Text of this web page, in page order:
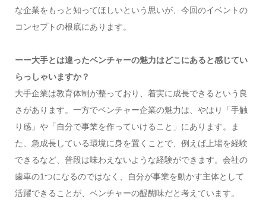
な企業をもっと知ってほしいという思いが、今回のイベントの
コンセプトの根底にあります。
ーー大手とは違ったベンチャーの魅力はどこにあると感じてい
らっしゃいますか？
大手企業は教育体制が整っており、着実に成長できるという良
さがあります。一方でベンチャー企業の魅力は、やはり「手触
り感」や「自分で事業を作っていけること」にあります。ま
た、急成長している環境に身を置くことで、例えば上場を経験
できるなど、普段は味わえないような経験ができます。会社の
歯車の1つになるのではなく、自分が事業を動かす主体として
活躍できることが、ベンチャーの醍醐味だと考えています。